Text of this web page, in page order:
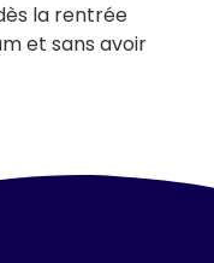
la rentrée
et sans avoir